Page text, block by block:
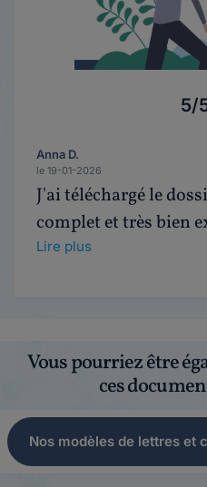
5/
Anna D.
le 19-01-2026
J'ai téléchargé le
complet et très bien
Lire plus
Vous pourriez être
ces
Nos modèles de lettres et